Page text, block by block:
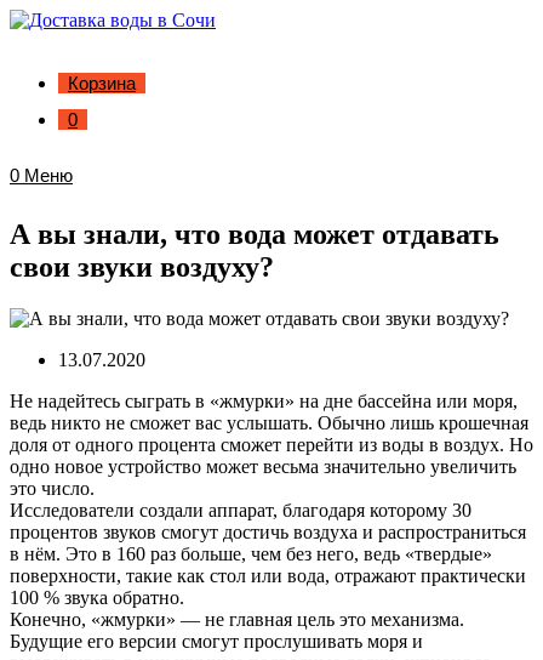
Корзина
0
0 Меню
А вы знали, что вода может отдавать
свои звуки воздуху?
13.07.2020
Не надейтесь сыграть в «жмурки» на дне бассейна или моря,
ведь никто не сможет вас услышать. Обычно лишь крошечная
доля от одного процента сможет перейти из воды в воздух. Но
одно новое устройство может весьма значительно увеличить
это число.
Исследователи создали аппарат, благодаря которому 30
процентов звуков смогут достичь воздуха и распространиться
в нём. Это в 160 раз больше, чем без него, ведь «твердые»
поверхности, такие как стол или вода, отражают практически
100 % звука обратно.
Конечно, «жмурки» — не главная цель это механизма.
Будущие его версии смогут прослушивать моря и